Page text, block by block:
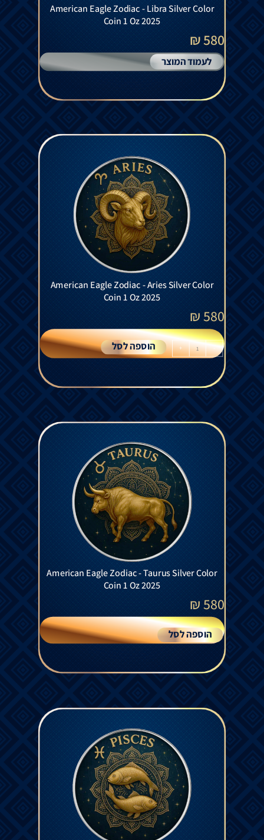
American Eagle Zodiac - Libra Silver Color
Coin 1 Oz 2025
580 ₪
לעמוד המוצר
American Eagle Zodiac - Aries Silver Color
Coin 1 Oz 2025
580
₪
-
+ הוספה לסל
American Eagle Zodiac - Taurus Silver Color
Coin 1 Oz 2025
580
₪
הוספה לסל